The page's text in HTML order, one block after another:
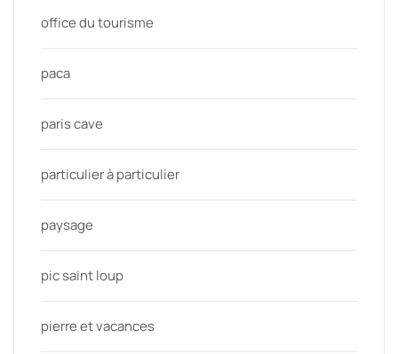
office du tourisme
paca
paris cave
particulier à particulier
paysage
pic saint loup
pierre et vacances